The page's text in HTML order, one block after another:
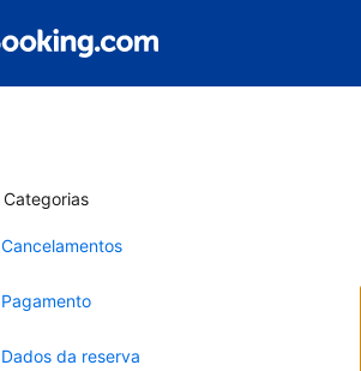
Categorias
Cancelamentos
Pagamento
Dados da reserva